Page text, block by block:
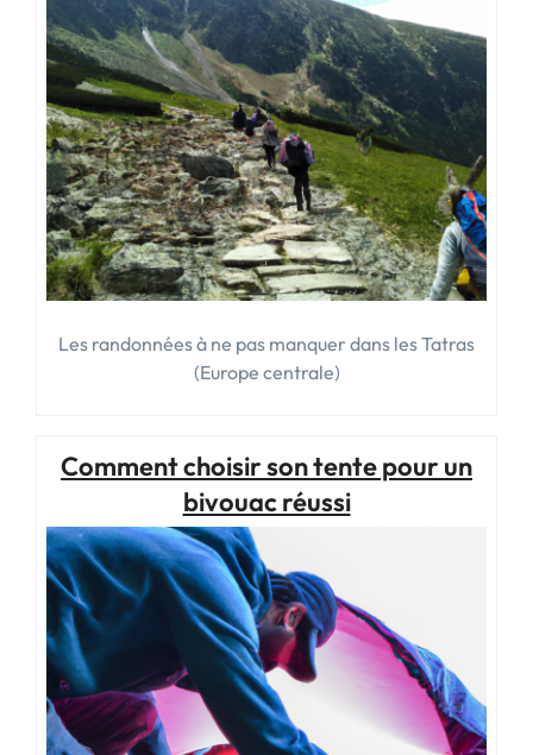
Les randonnées à ne pas manquer dans les Tatras
(Europe centrale)
Comment choisir son tente pour un
bivouac réussi